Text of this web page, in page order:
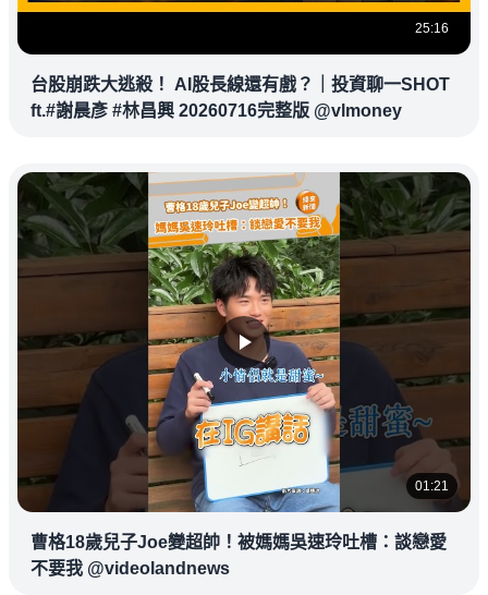
25:16
台股崩跌大逃殺！ AI股長線還有戲？｜投資聊一SHOT
ft.#謝晨彥 #林昌興 20260716完整版 @vlmoney
01:21
曹格18歲兒子Joe變超帥！被媽媽吳速玲吐槽：談戀愛
不要我 @videolandnews